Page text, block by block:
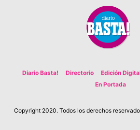
Diario Basta! Directorio Edición
En Portada
Copyright 2020. Todos los derechos